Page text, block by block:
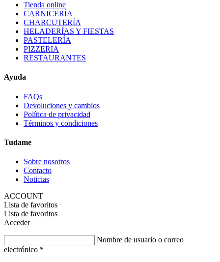
Tienda online
CARNICERÍA
CHARCUTERÍA
HELADERÍAS Y FIESTAS
PASTELERÍA
PIZZERIA
RESTAURANTES
Ayuda
FAQs
Devoluciones y cambios
Política de privacidad
Términos y condiciones
Tudame
Sobre nosotros
Contacto
Noticias
ACCOUNT
Lista de favoritos
Lista de favoritos
Acceder
Nombre de usuario o correo
electrónico *